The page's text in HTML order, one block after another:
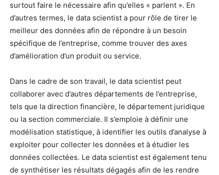
surtout faire le nécessaire afin qu’elles « parlent ». En
d’autres termes, le data scientist a pour rôle de tirer le
meilleur des données afin de répondre à un besoin
spécifique de l’entreprise, comme trouver des axes
d’amélioration d’un produit ou service.
Dans le cadre de son travail, le data scientist peut
collaborer avec d’autres départements de l’entreprise,
tels que la direction financière, le département juridique
ou la section commerciale. Il s’emploie à définir une
modélisation statistique, à identifier les outils d’analyse à
exploiter pour collecter les données et à étudier les
données collectées. Le data scientist est également tenu
de synthétiser les résultats dégagés afin de les rendre